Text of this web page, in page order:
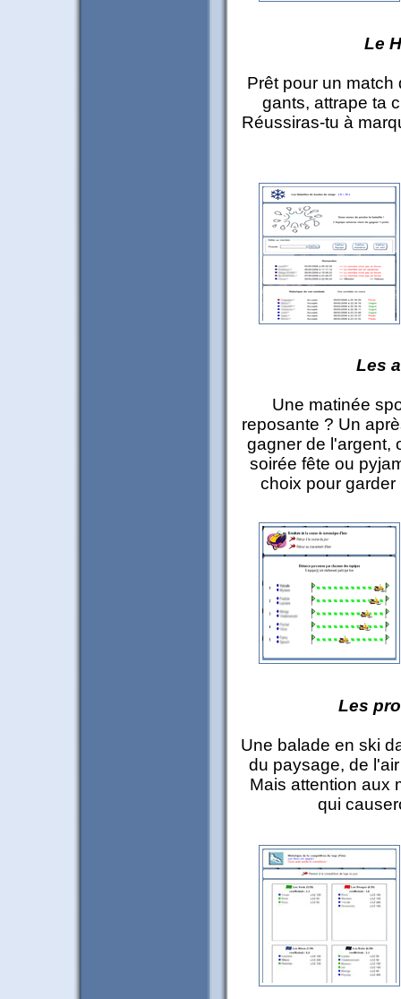
Le
Prêt pour un
gants, attrape ta
Réussiras-tu à
Les
Une matinée
reposante ? Un
gagner de l'argent,
soirée fête ou
choix pour garder
Les
Une balade en ski
du paysage, de
Mais attention aux
qui